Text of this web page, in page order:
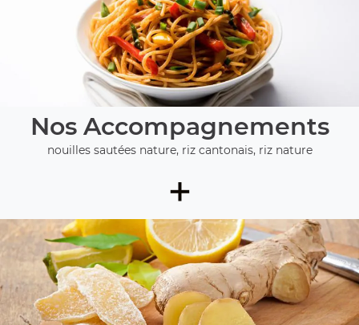
Nos Accompagnements
nouilles sautées nature, riz cantonais, riz nature
+